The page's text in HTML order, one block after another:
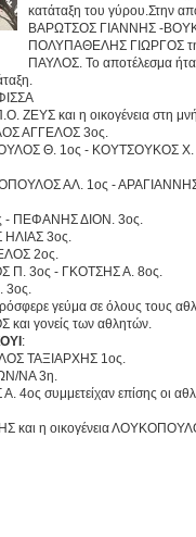
κατάταξη του γύρου.Στην
ΒΑΡΩΤΣΟΣ ΓΙΑΝΝΗΣ -Β
ΠΟΛΥΠΑΘΕΛΗΣ ΓΙΩΡΓΟΣ
ΠΑΥΛΟΣ. Το αποτέλεσμα
ΖΕΥΣ και η οικογένεια στη
ΑΓΓΕΛΟΣ 3ος.
Θ. 1ος -
ΑΛ. 1ος -
- ΠΕΦΑΝΗΣ ΔΙΟΝ. 3ος.
3ος.
2ος.
Π. 3ος - ΓΚΟΤΣΗΣ Α. 8ος.
3ος.
γεύμα σε όλους τους
γονείς των αθλητών.
:
ΤΑΞΙΑΡΧΗΣ 1ος.
ΝΑ 3η.
συμμετείχαν επίσης οι
και η οικογένεια